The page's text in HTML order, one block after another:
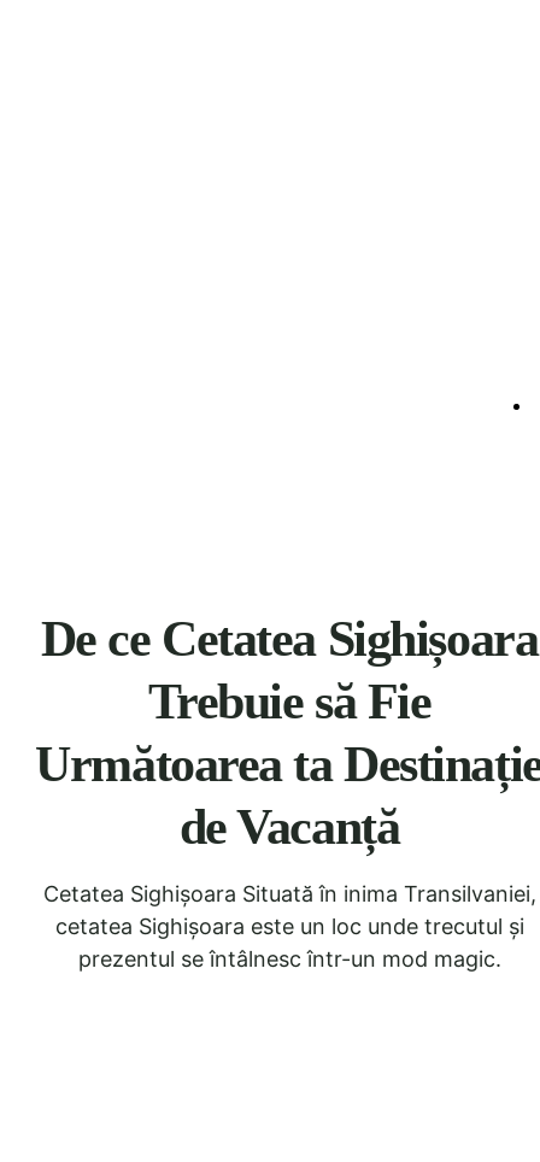
De ce Cetatea Sighișoara
Trebuie să Fie
Următoarea ta
de Vacanță
Cetatea Sighișoara Situată în inima Transilvaniei,
cetatea Sighișoara este un loc unde trecutul și
prezentul se întâlnesc într-un mod magic.